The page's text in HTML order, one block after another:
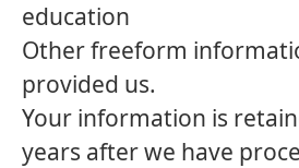
education
Other freeform
provided us.
Your information is
years after we have